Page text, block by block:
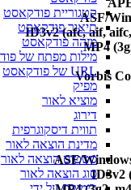
קטגוריית פודקאסט
תיאור פודקאסט
מזהה פודקאסט
מילות מפתח של פודקאסט
URL של פודקאסט
מפיק
מוציא לאור
דירוג
תווית דיסקוגרפית
מדינת הוצאה לאור
סטטוס הוצאה לאור
סוג הוצאה לאור
ID3v2 (afc,
ASF/